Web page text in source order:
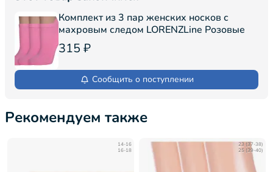
Комплект из 3 пар женских носков с
махровым следом LORENZLine Розовые
315 ₽
Сообщить о поступлении
Рекомендуем также
14-16
16-18
23 (37-38)
25 (39-40)